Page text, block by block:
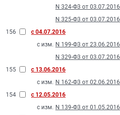
N 324-Ф3 от 03.07.2016
N 325-Ф3 от 03.07.2016
156
с 04.07.2016
с изм. N 199-Ф3 от 23.06.2016
N 329-Ф3 от 03.07.2016
155
с 13.06.2016
с изм. N 162-Ф3 от 02.06.2016
154
с 12.05.2016
с изм. N 139-Ф3 от 01.05.2016